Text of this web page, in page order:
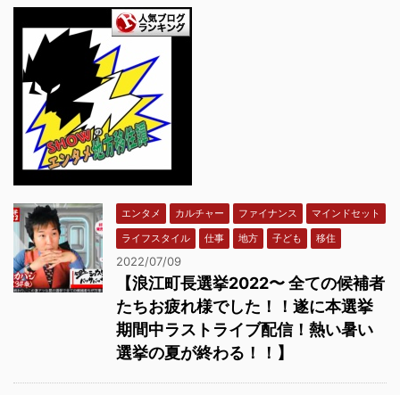
エンタメ カルチャー ファイナンス
マインドセット
ライフスタイル
仕事 地方 子ども 移住
2022/07/09
【浪江町長選挙2022〜 全ての候補者
たちお疲れ様でした！！遂に本選挙
期間中ラストライブ配信！熱い暑い
選挙の夏が終わる！！】